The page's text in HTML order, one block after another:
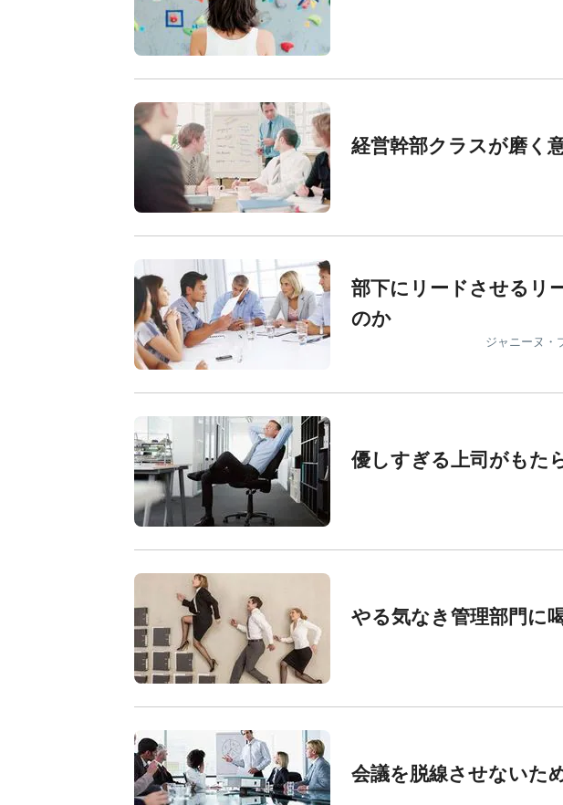
経営幹部クラスが磨く
部下にリードさせるリ
のか
ジャニーヌ・
優しすぎる上司がもた
やる気なき管理部門に
会議を脱線させないた